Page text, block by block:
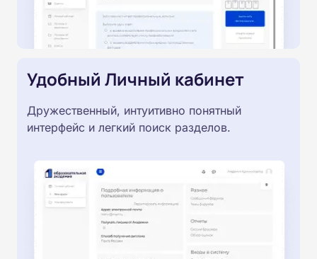
Удобный Личный кабинет
Дружественный, интуитивно понятный
интерфейс и легкий поиск разделов.